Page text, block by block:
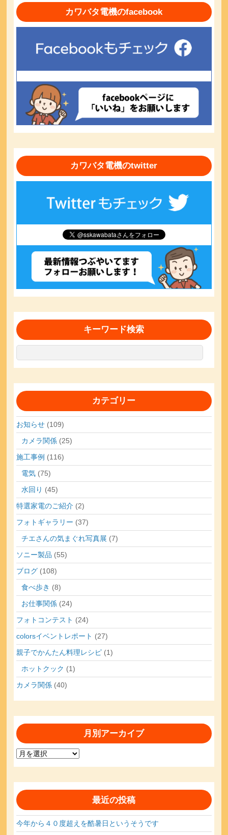
カワバタ電機のfacebook
カワバタ電機のtwitter
キーワード検索
カテゴリー
お知らせ (109)
カメラ関係 (25)
施工事例 (116)
電気 (75)
水回り (45)
特選家電のご紹介 (2)
フォトギャラリー (37)
チエさんの気まぐれ写真展 (7)
ソニー製品 (55)
ブログ (108)
食べ歩き (8)
お仕事関係 (24)
フォトコンテスト (24)
colorsイベントレポート (27)
親子でかんたん料理レシピ (1)
ホットクック (1)
カメラ関係 (40)
月別アーカイブ
月
カ
イ
ブ
最近の投稿
今年から４０度超えを酷暑日というそうです